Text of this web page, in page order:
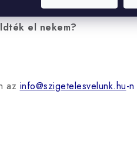
el nekem?
az info@szigetelesvelunk.hu-n